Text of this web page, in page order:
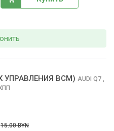
BCM) AUDI Q7 ,
15.00 BYN